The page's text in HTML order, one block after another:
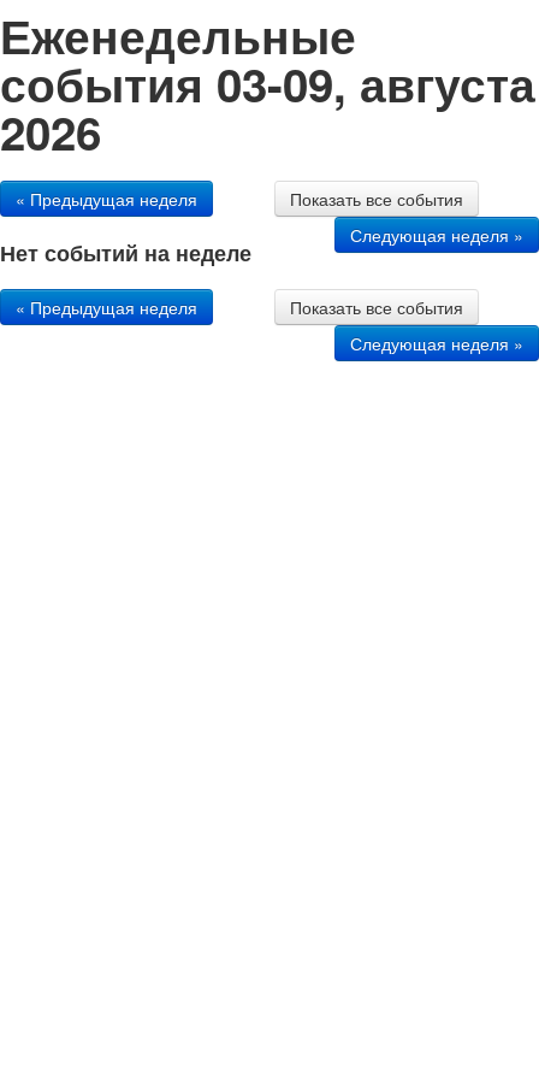
Еженедельные
события 03-09, августа
2026
« Предыдущая неделя
Показать все события
Следующая неделя »
Нет событий на неделе
« Предыдущая неделя
Показать все события
Следующая неделя »